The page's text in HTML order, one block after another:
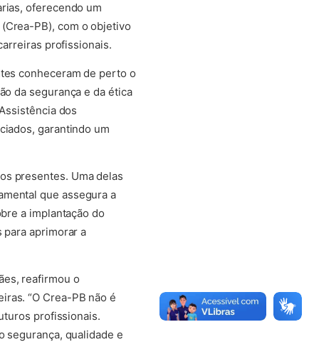
oferecendo um
PB), com o objetivo
profissionais.
conheceram de perto o
da segurança e da ética
dos
garantindo um
presentes. Uma delas
que assegura a
a implantação do
aprimorar a
reafirmou o
“O Crea-PB não é
profissionais.
segurança, qualidade e